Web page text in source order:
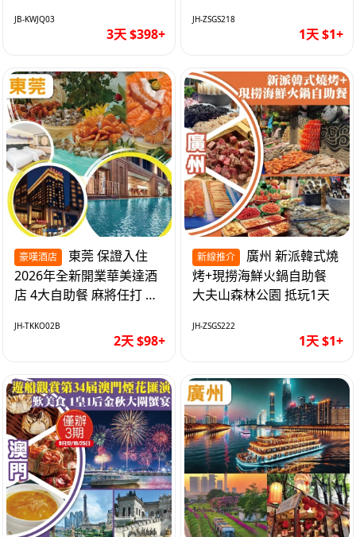
純玩3天
JB-KWJQ03
3天 $398+
1天
JH-ZSGS218
1天 $1+
豪嘆酒店
2026年全新開業華美達酒
店 4大自助餐 麻將任打 抵
JH-TKKO02B
2天 $98+
新線推介
烤+現撈海鮮火鍋自助餐
大夫山森林公園 抵玩1天
JH-ZSGS222
1天 $1+